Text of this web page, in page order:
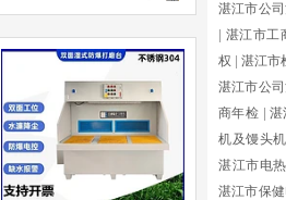
湛江市公
湛江市工
权
湛江市
湛江市公
商年检
湛
机及馒头机
湛江市电
湛江市保